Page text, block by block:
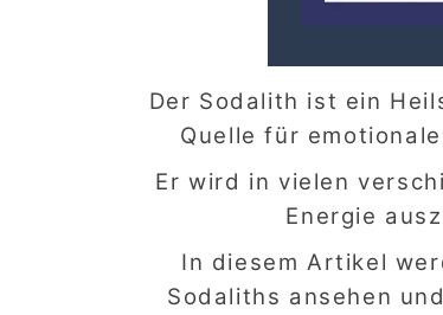
Der Sodalith ist ein
Quelle für
Er wird in vielen
Energie
In diesem Artikel
Sodaliths ansehen